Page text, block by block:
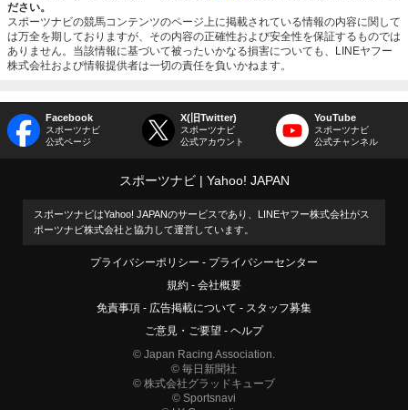
ださい。
スポーツナビの競馬コンテンツのページ上に掲載されている情報の内容に関して
は万全を期しておりますが、その内容の正確性および安全性を保証するものでは
ありません。当該情報に基づいて被ったいかなる損害についても、LINEヤフー
株式会社および情報提供者は一切の責任を負いかねます。
Facebook
スポーツナビ
公式ページ
X(旧Twitter)
スポーツナビ
公式アカウント
YouTube
スポーツナビ
公式チャンネル
スポーツナビ Yahoo! JAPAN
スポーツナビはYahoo! JAPANのサービスであり、LINEヤフー株式会社がス
ポーツナビ株式会社と協力して運営しています。
プライバシーポリシー
プライバシーセンター
規約
会社概要
免責事項
広告掲載について
スタッフ募集
ご意見・ご要望
ヘルプ
© Japan Racing Association.
© 毎日新聞社
© 株式会社グラッドキューブ
© Sportsnavi